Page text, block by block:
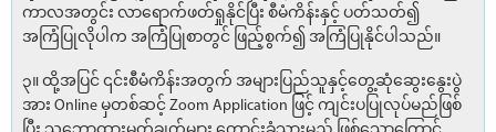
ကာလအတွင်း လာရောက်ဖတ်ရှုနိုင်ပြီး စီမံကိန်းနှင့် ပတ်သတ်၍
အကြံပြုလိုပါက အကြံပြုစာတွင် ဖြည့်စွက်၍ အကြံပြုနိုင်ပါသည်။
၃။ ထို့အပြင် ၎င်းစီမံကိန်းအတွက် အများပြည်သူနှင့်တွေ့ဆုံဆွေးနွေးပွဲ
အား Online မှတစ်ဆင့် Zoom Application ဖြင့် ကျင်းပပြုလုပ်မည်ဖြစ်